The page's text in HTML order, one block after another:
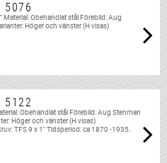
5076
Material: Obehandlat stål Förebild: Aug
Höger och vänster (H visas)
5122
Obehandlat stål Förebild: Aug Stenman
Höger och vänster (H visas)
TFS 9 x 1" Tidsperiod: ca 1870 -1935.